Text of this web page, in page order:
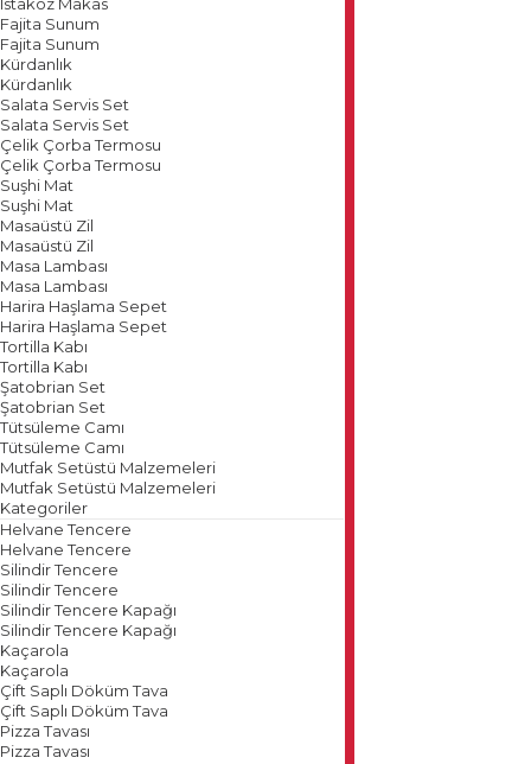
Fajita Sunum
Fajita Sunum
Kürdanlık
Kürdanlık
Salata Servis Set
Salata Servis Set
Çelik Çorba Termosu
Çelik Çorba Termosu
Suşhi Mat
Suşhi Mat
Masaüstü Zil
Masaüstü Zil
Masa Lambası
Masa Lambası
Harira Haşlama Sepet
Harira Haşlama Sepet
Tortilla Kabı
Tortilla Kabı
Şatobrian Set
Şatobrian Set
Tütsüleme Camı
Tütsüleme Camı
Mutfak Setüstü Malzemeleri
Mutfak Setüstü Malzemeleri
Kategoriler
Helvane Tencere
Helvane Tencere
Silindir Tencere
Silindir Tencere
Silindir Tencere Kapağı
Silindir Tencere Kapağı
Kaçarola
Kaçarola
Çift Saplı Döküm Tava
Çift Saplı Döküm Tava
Pizza Tavası
Pizza Tavası